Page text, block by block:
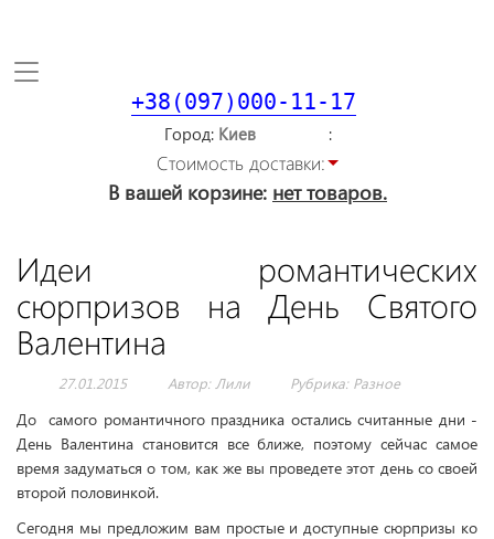
Toggle
+38(097)000-11-17
Город
Стоимость доставки:
В вашей корзине: нет товаров.
Идеи романтических
сюрпризов на День Святого
Валентина
27.01.2015 Автор: Лили Рубрика: Разное
До самого романтичного праздника остались считанные дни -
День Валентина становится все ближе, поэтому сейчас самое
время задуматься о том, как же вы проведете этот день со своей
второй половинкой.
Сегодня мы предложим вам простые и доступные сюрпризы ко